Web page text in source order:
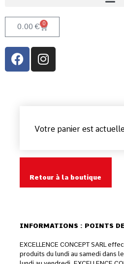
0.00€ 0
Votre panier est
Retour à la boutique
INFORMATIONS : POINTS
EXCELLENCE CONCEPT SARL
produits du lundi au samedi dans